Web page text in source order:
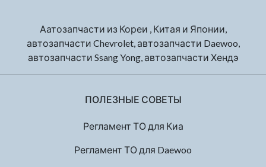
Аатозапчасти из Кореи , Китая и Японии,
автозапчасти Chevrolet, автозапчасти Daewoo,
автозапчасти Ssang Yong, автозапчасти Хендэ
ПОЛЕЗНЫЕ СОВЕТЫ
Регламент ТО для Киа
Регламент ТО для Daewoo